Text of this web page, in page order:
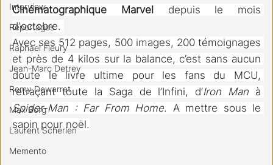
Interview
Reportages
Raphael Fleury
Jean-Marc Detrey
Remy Dewarrat
Max Borg
Laurent Scherlen
Memento
Cinématographique Marvel depuis le mois
d'octobre.
Avec ses 512 pages, 500 images, 200 témoignages
et près de 4 kilos sur la balance, c’est sans aucun
doute le livre ultime pour les fans du MCU,
retraçant toute la Saga de l’Infini, d’Iron Man
Spider-Man : Far From Home. A mettre sous le
sapin pour noël.